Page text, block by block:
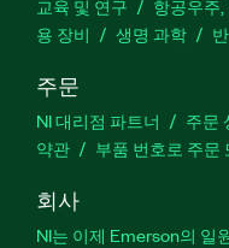
교육 및 연구 항공우주,
용 장비
생명 과학
주문
NI 대리점 파트너 주문
약관
부품 번호로 주문
회사
NI는 이제 Emerson의 일